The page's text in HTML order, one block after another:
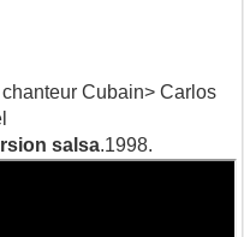
Cubain> Carlos
salsa.1998.